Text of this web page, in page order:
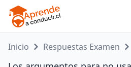
Inicio Respuestas Examen